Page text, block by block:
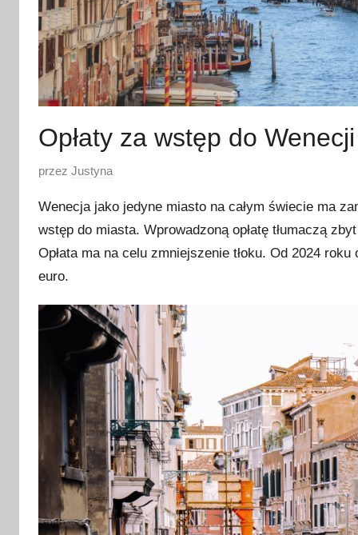
Opłaty za wstęp do
O
u
b
l
i
a
przez Justyna
Wenecja jako jedyne miasto na całym świecie ma
wstęp do miasta. Wprowadzoną opłatę tłumaczą
Opłata ma na celu zmniejszenie tłoku. Od 2024
euro.